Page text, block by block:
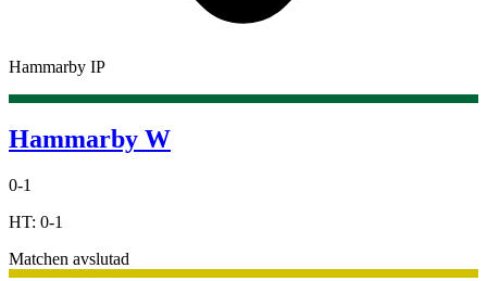
Hammarby IP
Hammarby W
0-1
HT: 0-1
Matchen avslutad